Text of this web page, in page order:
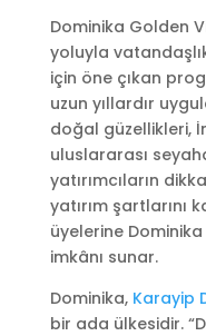
Dominika Golden
yoluyla
için öne çıkan
uzun yıllardır
doğal güzellikleri,
uluslararası
yatırımcıların
yatırım şartlarını
üyelerine
imkânı sunar.
Dominika, Karayip
bir ada ülkesidir.